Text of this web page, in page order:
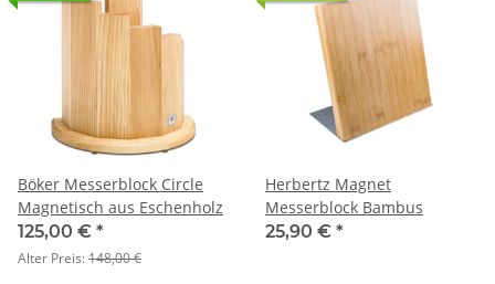
Böker Messerblock Circle
Magnetisch aus Eschenholz
125,00 € *
Alter Preis:148,00 €
Herbertz Magnet
Messerblock Bambus
25,90 € *